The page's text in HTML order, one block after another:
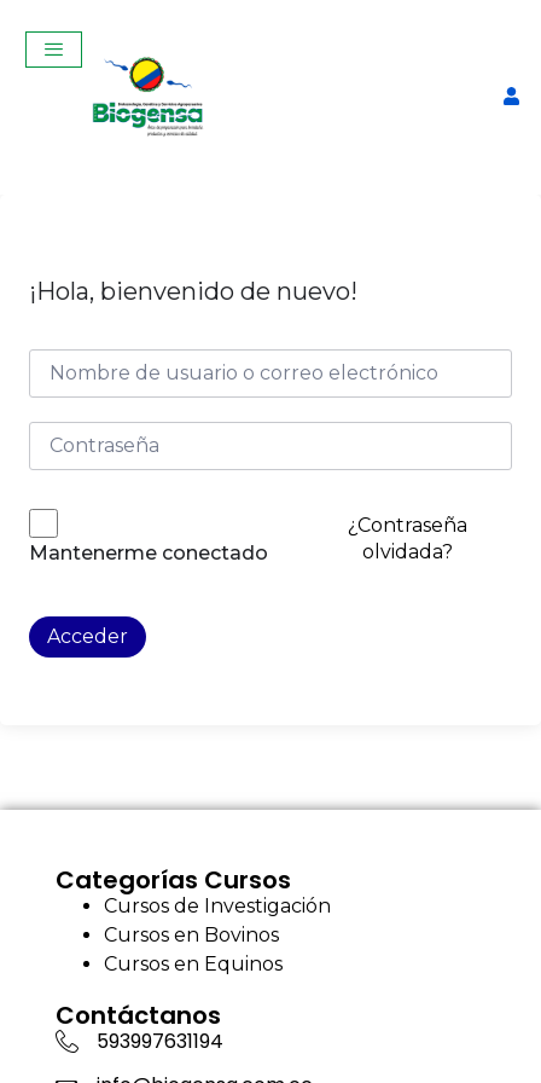
¡Hola, bienvenido de nuevo!
Mantenerme conectado
¿Contraseña
olvidada?
Acceder
Categorías Cursos
Cursos de Investigación
Cursos en Bovinos
Cursos en Equinos
Contáctanos
593997631194
Curso Teórico-Práctico de
de Ecografía Reproductiva
Araujo de Pelileo